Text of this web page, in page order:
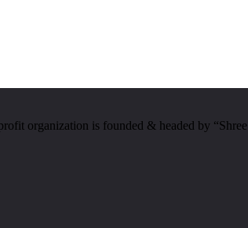
organization is founded & headed by